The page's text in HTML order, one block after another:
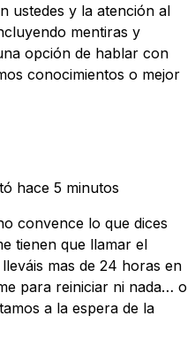
ustedes y la atención al
mentiras y
opción de hablar con
conocimientos o mejor
hace 5 minutos
convence lo que dices
tienen que llamar el
mas de 24 horas en
para reiniciar ni nada… o
a la espera de la